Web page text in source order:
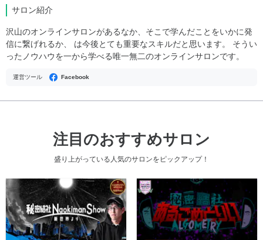
サロン紹介
沢山のオンラインサロンがあるなか、そこで学んだことをいかに発
信に繋げれるか、 は今後とても重要なスキルだと思います。 そうい
ったノウハウを一から学べる唯一無二のオンラインサロンです。
運営ツール Facebook
注目のおすすめサロン
盛り上がっている人気のサロンをピックアップ！